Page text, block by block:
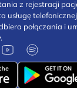
z rejestracji
usługę telefonicznej
połączania i